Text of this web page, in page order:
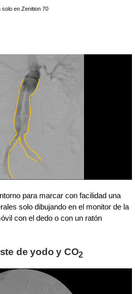
solo en Zenition 70
para marcar con facilidad una
solo dibujando en el monitor de la
con el dedo o con un ratón
de yodo y CO2